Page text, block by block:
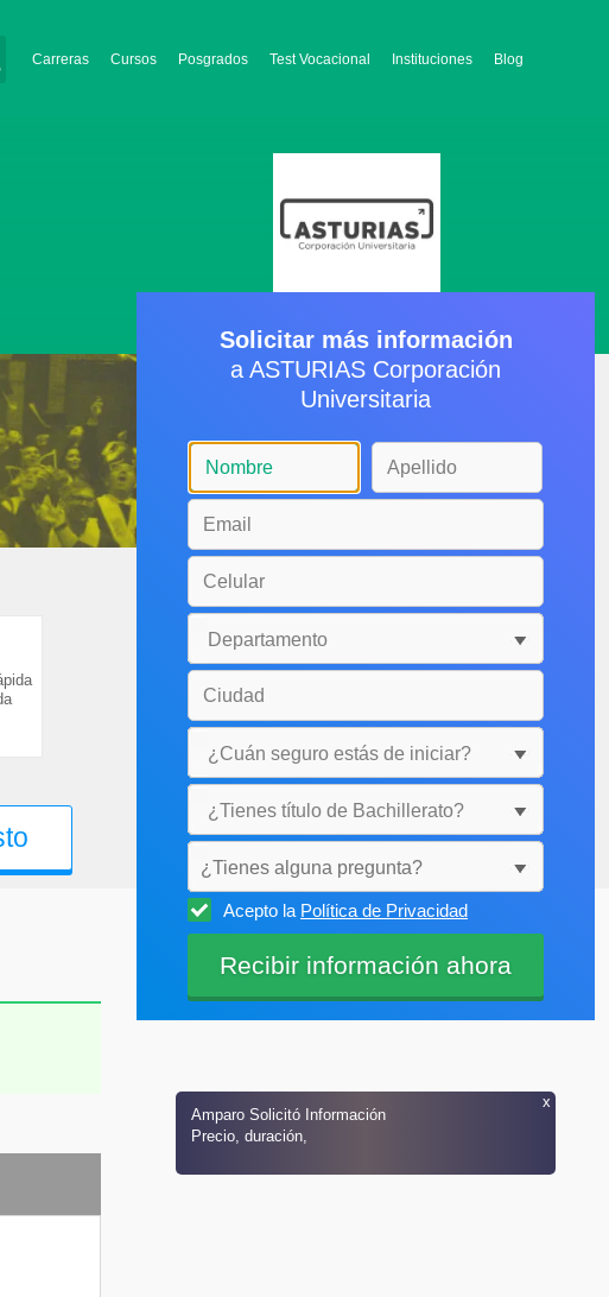
Carreras Cursos Posgrados Test Vocacional Instituciones Blog
Solicitar más información
a ASTURIAS Corporación
Universitaria
¿Tienes alguna pregunta?
Selecciónala
Acepto la Política de Privacidad
Amparo Solicitó Información
Precio, duración,
x